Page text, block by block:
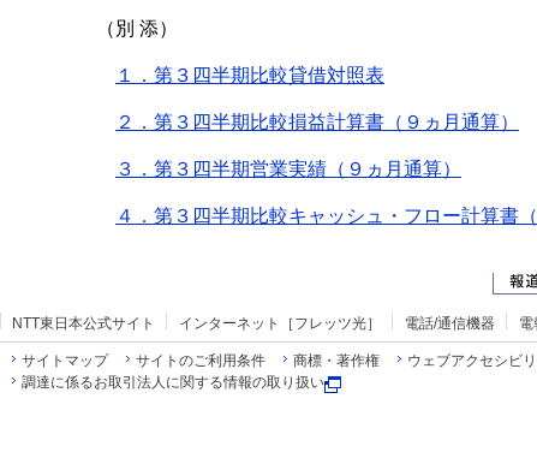
（別 添）
１．第３四半期比較貸借対照表
２．第３四半期比較損益計算書（９ヵ月通算）
３．第３四半期営業実績（９ヵ月通算）
４．第３四半期比較キャッシュ・フロー計算書（
NTT東日本公式サイト インターネット［フレッツ光］ 電話/通信機器 電
サイトマップ サイトのご利用条件 商標・著作権 ウェブアクセシビ
調達に係るお取引法人に関する情報の取り扱い